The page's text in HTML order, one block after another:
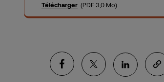
Télécharger (PDF 3,0 Mo)